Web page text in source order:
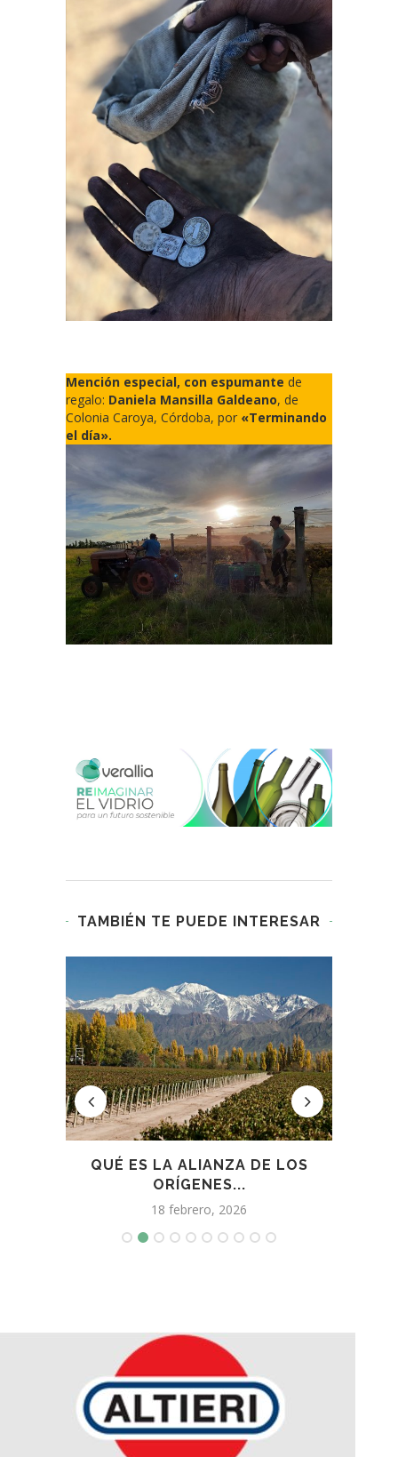
Mención especial, con espumante de
regalo: Daniela Mansilla Galdeano, de
Colonia Caroya, Córdoba, por «Terminando
el día».
TAMBIÉN TE PUEDE INTERESAR
QUÉ ES LA ALIANZA DE LOS
ORÍGENES...
18 febrero, 2026